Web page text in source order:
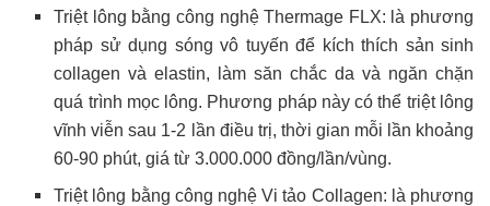
Triệt lông bằng công nghệ Thermage FLX: là phương
pháp sử dụng sóng vô tuyến để kích thích sản sinh
collagen và elastin, làm săn chắc da và ngăn chặn
quá trình mọc lông. Phương pháp này có thể triệt lông
vĩnh viễn sau 1-2 lần điều trị, thời gian mỗi lần khoảng
60-90 phút, giá từ 3.000.000 đồng/lần/vùng.
Triệt lông bằng công nghệ Vi tảo Collagen: là phương